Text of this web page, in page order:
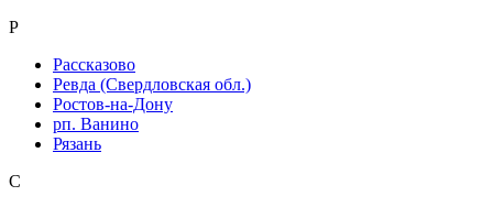
Р
Рассказово
Ревда (Свердловская обл.)
Ростов-на-Дону
рп. Ванино
Рязань
С